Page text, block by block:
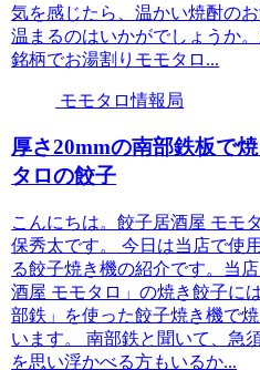
気を感じたら、温かい焼酎の
温まるのはいかがでしょうか
銘柄でお湯割りモモタロ...
モモタロ情報局
厚さ20mmの南部鉄板で
タロの餃子
こんにちは。餃子居酒屋 モモ
保秀太です。 今日は当店で使
る餃子焼き機の紹介です。当
酒屋 モモタロ」の焼き餃子に
部鉄」を使った餃子焼き機で
います。 南部鉄と聞いて、急
を思い浮かべる方もいるか...